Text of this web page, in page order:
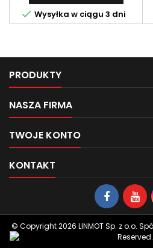
 Wysyłka w ciągu 3 dni
PRODUKTY
NASZA FIRMA
TWOJE KONTO
KONTAKT
© Copyright 2026 LINMOT Sp. z o.o.
Reserved.